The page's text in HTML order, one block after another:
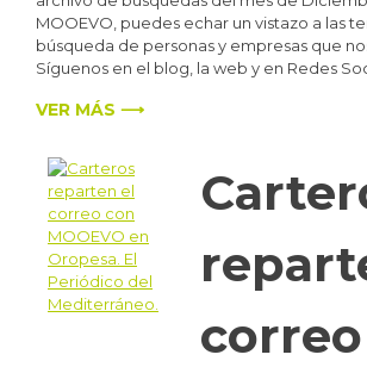
MOOEVO, puedes echar un vistazo a las
búsqueda de personas y empresas que
Síguenos en el blog, la web y en Redes
VER MÁS ⟶